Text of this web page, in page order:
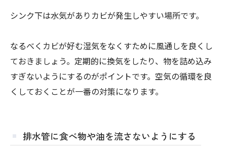
シンク下は水気がありカビが発生しやすい場所です。
なるべくカビが好む湿気をなくすために風通しを良くし
ておきましょう。定期的に換気をしたり、物を詰め込み
すぎないようにするのがポイントです。空気の循環を良
くしておくことが一番の対策になります。
排水管に食べ物や油を流さないようにする